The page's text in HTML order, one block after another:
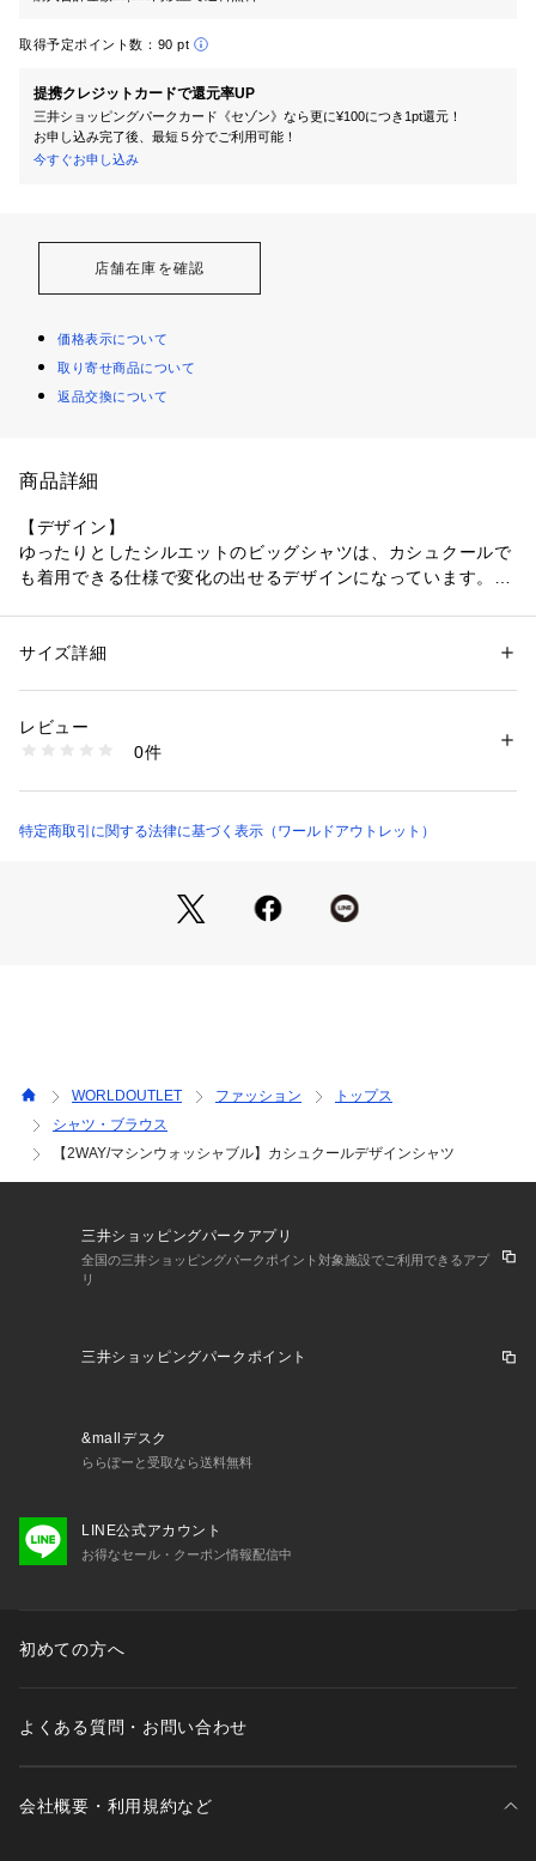
取得予定ポイント数： 90 pt
提携クレジットカードで還元率UP
三井ショッピングパークカード《セゾン》なら更に¥100につき1pt還元！
お申し込み完了後、最短５分でご利用可能！
今すぐお申し込み
店舗在庫を確認
価格表示について
取り寄せ商品について
返品交換について
商品詳細
【デザイン】
ゆったりとしたシルエットのビッグシャツは、カシュクールで
も着用できる仕様で変化の出せるデザインになっています。
ドライタッチな糸を使用し、天然繊維のような見え方が特徴。
スラブっぽい表情感と繊細な凹凸感を出し、ナチュラル感を追
【着こなしポイント】
性別：レディース
素材：ポリエステル100％
商品番号：
153-85519 （ショップ）
サイズ詳細
レビュー
0件
特定商取引に関する法律に基づく表示（ワールドアウトレット）
WORLDOUTLET ファッション
トップス
シャツ・ブラウス
【2WAY/マシンウォッシャブル】カシュクールデザインシャツ
三井ショッピングパークアプリ
全国の三井ショッピングパークポイント対象施設でご利用できるアプ
リ
三井ショッピングパークポイント
&mallデスク
ららぽーと受取なら送料無料
LINE公式アカウント
お得なセール・クーポン情報配信中
初めての方へ
よくある質問・お問い合わせ
会社概要・利用規約など